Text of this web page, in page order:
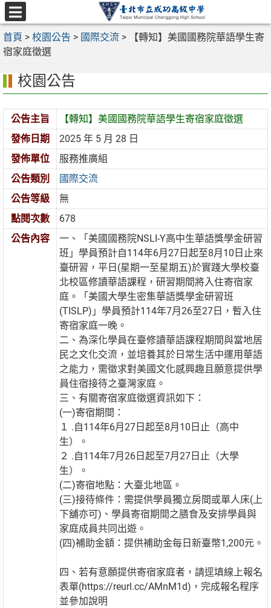
跳
至
主
要
區
選
單
首頁 > 校園公告 > 國際交流 >
【轉知】美國國務院華語學生寄
宿家庭徵選
校園公告
公告主旨
【轉知】美國國務院華語學生寄宿家庭徵選
發佈日期
2025 年 5 月 28 日
發佈單位
服務推廣組
公告類別
國際交流
公告等級
無
點閱次數
678
公告內容
一、「美國國務院NSLI-Y高中生華語獎學金研習
班」學員預計自114年6月27日起至8月10日止來
臺研習，平日(星期一至星期五)於實踐大學校臺
北校區修讀華語課程，研習期間將入住寄宿家
庭。「美國大學生密集華語獎學金研習班
(TISLP)」學員預計114年7月26至27日，暫入住
寄宿家庭一晚。
二、為深化學員在臺修讀華語課程期間與當地居
民之文化交流，並培養其於日常生活中運用華語
之能力，需徵求對美國文化感興趣且願意提供學
員住宿接待之臺灣家庭。
三、有關寄宿家庭徵選資訊如下：
(一)寄宿期間：
１ .自114年6月27日起至8月10日止（高中
生）。
２ .自114年7月26日起至7月27日止（大學
生）。
(二)寄宿地點：大臺北地區。
(三)接待條件：需提供學員獨立房間或單人床(上
下舖亦可)、學員寄宿期間之膳食及安排學員與
家庭成員共同出遊。
(四)補助金額：提供補助金每日新臺幣1,200元。
四、若有意願提供寄宿家庭者，請逕填線上報名
表單(https://reurl.cc/AMnM1d)，完成報名程序
並參加說明